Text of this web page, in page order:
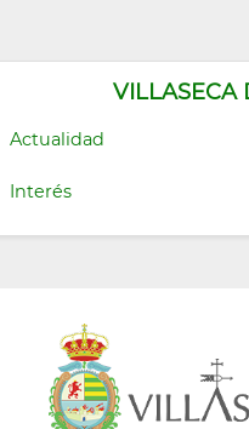
VILLASECA
Actualidad
Interés